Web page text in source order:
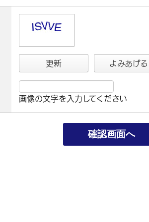
更新 よみあげる
画像の文字を入力してください